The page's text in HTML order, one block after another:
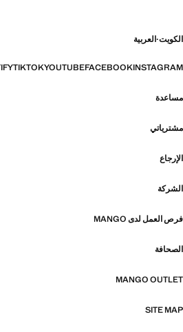
الكويت·العربية
INSTAGRAM
FACEBOOK
YOUTUBE
TIKTOK
مساعدة
مشترياتي
الإرجاع
الشركة
فرص العمل لدى MANGO
الصحافة
MANGO OUTLET
SITE MAP